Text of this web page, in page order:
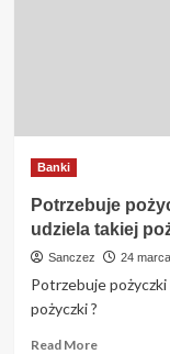
Banki
Potrzebuje
udziela takiej
Sanczez 24
Potrzebuje
pożyczki ?
Read MoreRead